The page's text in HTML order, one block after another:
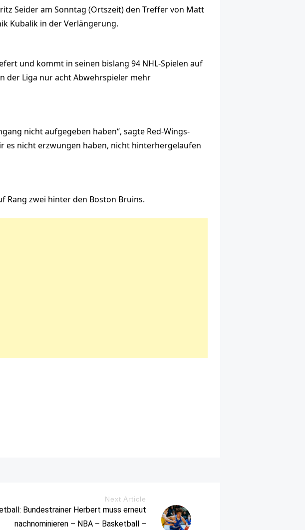
Seider am Sonntag (Ortszeit) den Treffer von Matt
Kubalik in der Verlängerung.
und kommt in seinen bislang 94 NHL-Spielen auf
der Liga nur acht Abwehrspieler mehr
nicht aufgegeben haben“, sagte Red-Wings-
es nicht erzwungen haben, nicht hinterhergelaufen
Rang zwei hinter den Boston Bruins.
Next Article
Bundestrainer Herbert muss erneut
nachnominieren – NBA – Basketball –